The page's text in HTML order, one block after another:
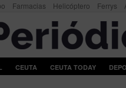
Farmacias Helicóptero Ferrys
CEUTA CEUTA TODAY